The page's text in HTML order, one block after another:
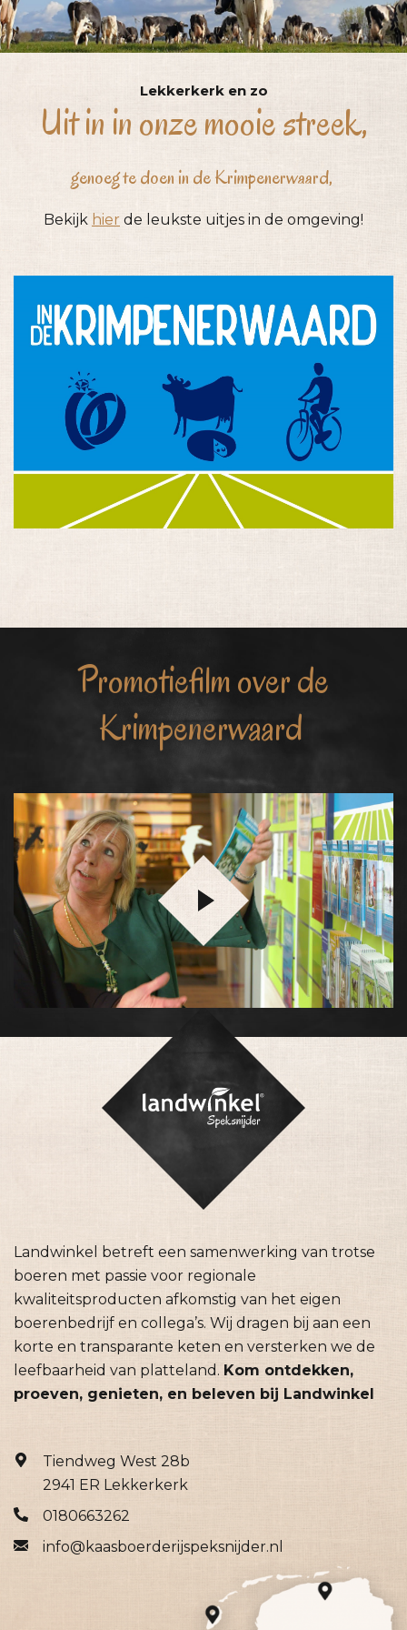
Lekkerkerk en zo
Uit in in onze mooie streek,
genoeg te doen in de Krimpenerwaard,
Bekijk hier de leukste uitjes in de omgeving!
Promotiefilm over de
Krimpenerwaard
Landwinkel betreft een samenwerking van trotse
boeren met passie voor regionale
kwaliteitsproducten afkomstig van het eigen
boerenbedrijf en collega’s. Wij dragen bij aan een
korte en transparante keten en versterken we de
leefbaarheid van platteland. Kom ontdekken,
proeven, genieten, en beleven bij Landwinkel
Tiendweg West 28b
2941 ER Lekkerkerk
0180663262
info@kaasboerderijspeksnijder.nl